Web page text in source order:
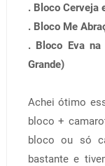
. Bloco Cerveja
. Bloco Me
. Bloco Eva
Grande)
Achei ótimo
bloco +
bloco ou só
bastante e